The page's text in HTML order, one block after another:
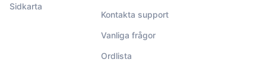
Sidkarta
Kontakta support
Vanliga frågor
Ordlista